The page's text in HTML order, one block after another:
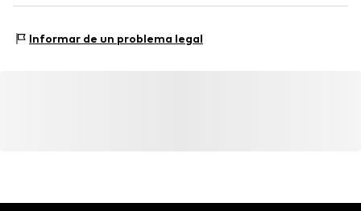
NL
Informar de un problema legal